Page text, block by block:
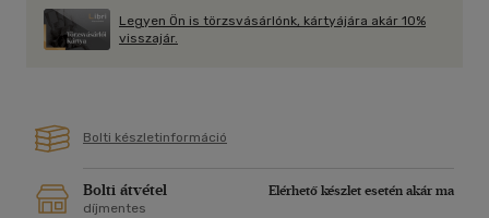
Legyen Ön is törzsvásárlónk, kártyájára akár 10%
visszajár.
Bolti készletinformáció
Bolti átvétel
Elérhető készlet esetén akár ma
díjmentes